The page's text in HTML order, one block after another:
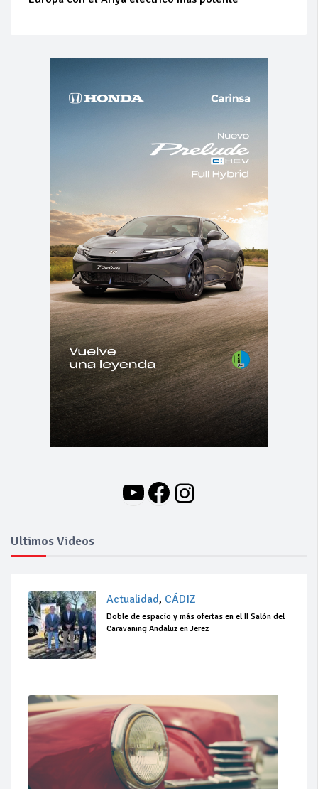
YouTube
Facebook
Instagram
Ultimos Videos
Actualidad, CÁDIZ
Doble de espacio y más ofertas en el II Salón del
Caravaning Andaluz en Jerez